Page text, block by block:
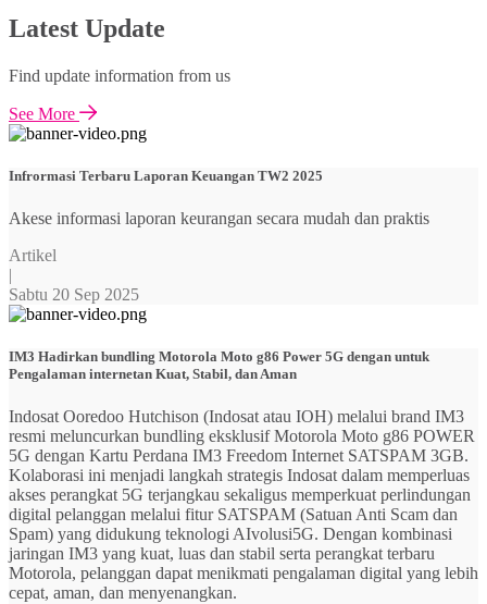
Latest Update
Find update information from us
See More
Infrormasi Terbaru Laporan Keuangan TW2 2025
Akese informasi laporan keurangan secara mudah dan praktis
Artikel
|
Sabtu 20 Sep 2025
IM3 Hadirkan bundling Motorola Moto g86 Power 5G dengan untuk
Pengalaman internetan Kuat, Stabil, dan Aman
Indosat Ooredoo Hutchison (Indosat atau IOH) melalui brand IM3
resmi meluncurkan bundling eksklusif Motorola Moto g86 POWER
5G dengan Kartu Perdana IM3 Freedom Internet SATSPAM 3GB.
Kolaborasi ini menjadi langkah strategis Indosat dalam memperluas
akses perangkat 5G terjangkau sekaligus memperkuat perlindungan
digital pelanggan melalui fitur SATSPAM (Satuan Anti Scam dan
Spam) yang didukung teknologi AIvolusi5G. Dengan kombinasi
jaringan IM3 yang kuat, luas dan stabil serta perangkat terbaru
Motorola, pelanggan dapat menikmati pengalaman digital yang lebih
cepat, aman, dan menyenangkan.